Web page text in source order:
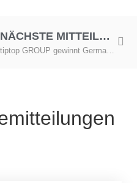
NÄCHSTE MITTEILUNG
tiptop GROUP gewinnt German Brand Award 2025